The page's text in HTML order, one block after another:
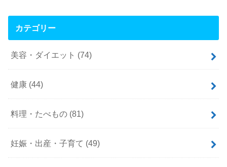
カテゴリー
美容・ダイエット (74)
健康 (44)
料理・たべもの (81)
妊娠・出産・子育て (49)